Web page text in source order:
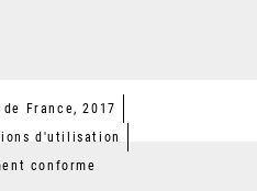
France, 2017
d'utilisation
conforme